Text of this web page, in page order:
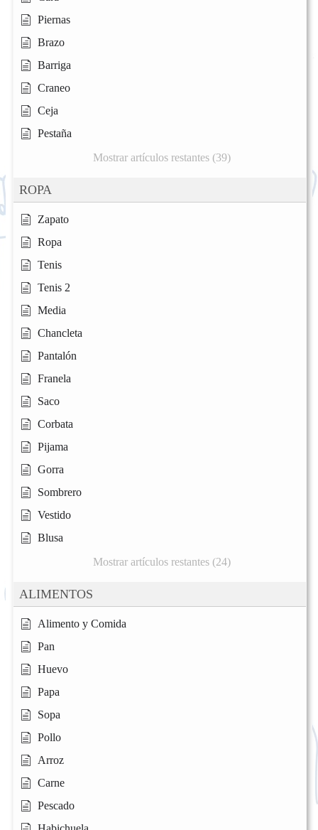
Piernas
Brazo
Barriga
Craneo
Ceja
Pestaña
Mostrar artículos restantes (39)
ROPA
Zapato
Ropa
Tenis
Tenis 2
Media
Chancleta
Pantalón
Franela
Saco
Corbata
Pijama
Gorra
Sombrero
Vestido
Blusa
Mostrar artículos restantes (24)
ALIMENTOS
Alimento y Comida
Pan
Huevo
Papa
Sopa
Pollo
Arroz
Carne
Pescado